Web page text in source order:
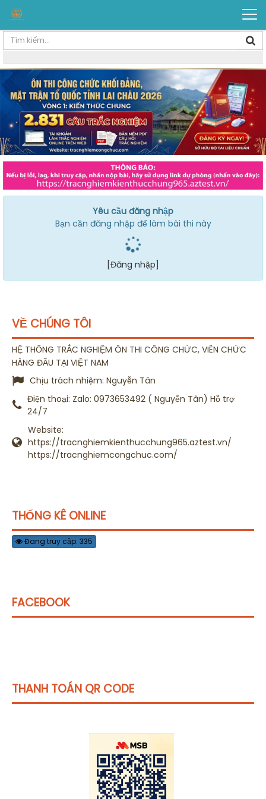
Yêu cầu đăng nhập
Bạn cần đăng nhập để làm bài thi này
[Đăng nhập]
VỀ CHÚNG TÔI
HỆ THỐNG TRẮC NGHIỆM ÔN THI CÔNG CHỨC, VIÊN CHỨC
HÀNG ĐẦU TẠI VIỆT NAM
Chịu trách nhiệm: Nguyễn Tân
Điện thoại: Zalo: 0973653492 ( Nguyễn Tân) Hỗ trợ
24/7
Website:
https://tracnghiemkienthucchung965.aztest.vn/
https://tracnghiemcongchuc.com/
THỐNG KÊ ONLINE
Đang truy cập: 335
FACEBOOK
THANH TOÁN QR CODE